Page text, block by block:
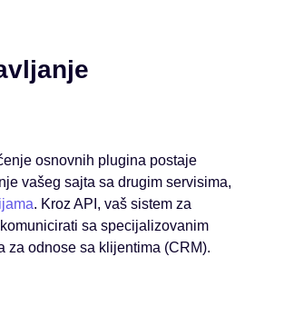
osnovnih plugina postaje
vašeg sajta sa drugim servisima,
. Kroz API, vaš sistem za
sa specijalizovanim
za odnose sa klijentima (CRM).